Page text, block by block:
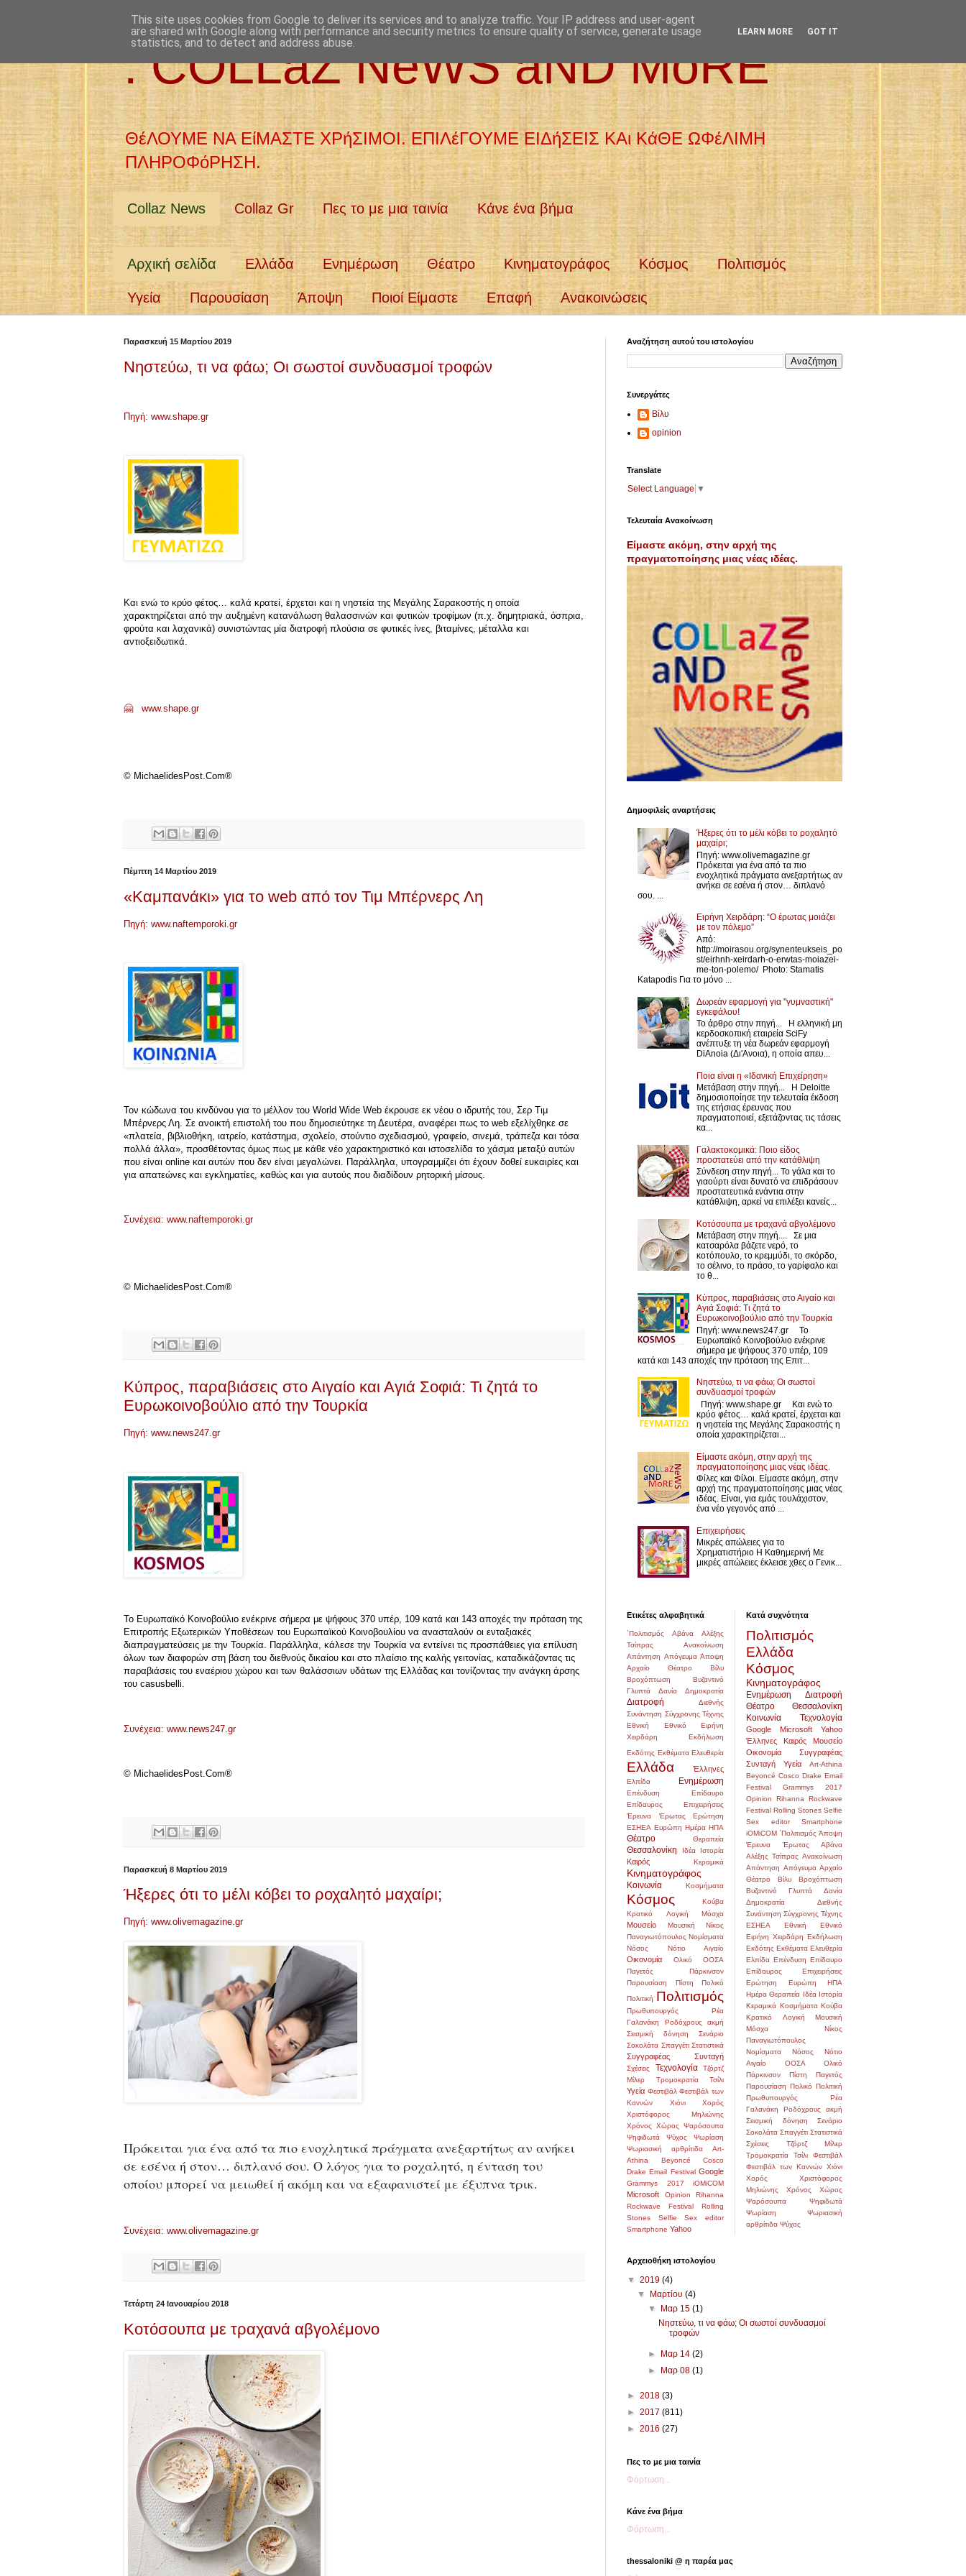
: COLLaZ NeWS aND MoRE
ΘέΛΟΥΜΕ ΝΑ ΕίΜΑΣΤΕ ΧΡήΣΙΜΟΙ. ΕΠΙΛέΓΟΥΜΕ ΕΙΔήΣΕΙΣ ΚΑι ΚάΘΕ ΩΦέΛΙΜΗ
ΠΛΗΡΟΦόΡΗΣΗ.
Collaz News Collaz Gr Πες το με μια ταινία Κάνε ένα βήμα
Αρχική σελίδα Ελλάδα Ενημέρωση Θέατρο Κινηματογράφος Κόσμος Πολιτισμός
Υγεία Παρουσίαση Άποψη Ποιοί Είμαστε Επαφή Ανακοινώσεις
Παρασκευή 15 Μαρτίου 2019
Νηστεύω, τι να φάω; Οι σωστοί συνδυασμοί τροφών
Πηγή: www.shape.gr
Και ενώ το κρύο φέτος… καλά κρατεί, έρχεται και η νηστεία της Μεγάλης Σαρακοστής η οποία
χαρακτηρίζεται από την αυξημένη κατανάλωση θαλασσινών και φυτικών τροφίμων (π.χ. δημητριακά, όσπρια,
φρούτα και λαχανικά) συνιστώντας μία διατροφή πλούσια σε φυτικές ίνες, βιταμίνες, μέταλλα και
αντιοξειδωτικά.
🤗www.shape.gr
© MichaelidesPost.Com®
Πέμπτη 14 Μαρτίου 2019
«Καμπανάκι» για το web από τον Τιμ Μπέρνερς Λη
Πηγή: www.naftemporoki.gr
Τον κώδωνα του κινδύνου για το μέλλον του World Wide Web έκρουσε εκ νέου ο ιδρυτής του, Σερ Τιμ
Μπέρνερς Λη. Σε ανοικτή επιστολή του που δημοσιεύτηκε τη Δευτέρα, αναφέρει πως το web εξελίχθηκε σε
«πλατεία, βιβλιοθήκη, ιατρείο, κατάστημα, σχολείο, στούντιο σχεδιασμού, γραφείο, σινεμά, τράπεζα και τόσα
πολλά άλλα», προσθέτοντας όμως πως με κάθε νέο χαρακτηριστικό και ιστοσελίδα το χάσμα μεταξύ αυτών
που είναι online και αυτών που δεν είναι μεγαλώνει. Παράλληλα, υπογραμμίζει ότι έχουν δοθεί ευκαιρίες και
για απατεώνες και εγκληματίες, καθώς και για αυτούς που διαδίδουν ρητορική μίσους.
Συνέχεια: www.naftemporoki.gr
© MichaelidesPost.Com®
Κύπρος, παραβιάσεις στο Αιγαίο και Αγιά Σοφιά: Τι ζητά το
Ευρωκοινοβούλιο από την Τουρκία
Πηγή: www.news247.gr
Το Ευρωπαϊκό Κοινοβούλιο ενέκρινε σήμερα με ψήφους 370 υπέρ, 109 κατά και 143 αποχές την πρόταση της
Επιτροπής Εξωτερικών Υποθέσεων του Ευρωπαϊκού Κοινοβουλίου να ανασταλούν οι ενταξιακές
διαπραγματεύσεις με την Τουρκία. Παράλληλα, κάλεσε την Τουρκία να εντείνει τις προσπάθειες για επίλυση
όλων των διαφορών στη βάση του διεθνούς δικαίου και στο πλαίσιο της καλής γειτονίας, καταδικάζοντας τις
παραβιάσεις του εναέριου χώρου και των θαλάσσιων υδάτων της Ελλάδας και τονίζοντας την ανάγκη άρσης
του casusbelli.
Συνέχεια: www.news247.gr
© MichaelidesPost.Com®
Παρασκευή 8 Μαρτίου 2019
Ήξερες ότι το μέλι κόβει το ροχαλητό μαχαίρι;
Πηγή: www.olivemagazine.gr
Πρόκειται για ένα από τα πιο ενοχλητικά πράγματα ανεξαρτήτως αν ανήκει
σε εσένα ή στον… διπλανό σου. Ο λόγος για το ροχαλητό, η ένταση του
οποίου μπορεί να μειωθεί ή ακόμη και να εξαφανιστεί με έξυπνα τρικ.
Συνέχεια: www.olivemagazine.gr
Τετάρτη 24 Ιανουαρίου 2018
Κοτόσουπα με τραχανά αβγολέμονο
Αναζήτηση αυτού του ιστολογίου
Συνεργάτες
Βίλυ
opinion
Translate
Select Language ▼
Τελευταία Ανακοίνωση
Είμαστε ακόμη, στην αρχή της
πραγματοποίησης μιας νέας ιδέας.
Δημοφιλείς αναρτήσεις
Ήξερες ότι το μέλι κόβει το ροχαλητό
μαχαίρι;
Πηγή: www.olivemagazine.gr
Πρόκειται για ένα από τα πιο
ενοχλητικά πράγματα ανεξαρτήτως αν
ανήκει σε εσένα ή στον… διπλανό
σου. ...
Ειρήνη Χειρδάρη: “Ο έρωτας μοιάζει
με τον πόλεμο”
Από:
http://moirasou.org/synenteukseis_po
st/eirhnh-xeirdarh-o-erwtas-moiazei-
me-ton-polemo/ Photo: Stamatis
Katapodis Για το μόνο ...
Δωρεάν εφαρμογή για "γυμναστική"
εγκεφάλου!
Το άρθρο στην πηγή... Η ελληνική μη
κερδοσκοπική εταιρεία SciFy
ανέπτυξε τη νέα δωρεάν εφαρμογή
DiAnoia (Δι'Ανοια), η οποία απευ...
Ποια είναι η «Ιδανική Επιχείρηση»
Μετάβαση στην πηγή... Η Deloitte
δημοσιοποίησε την τελευταία έκδοση
της ετήσιας έρευνας που
πραγματοποιεί, εξετάζοντας τις τάσεις
κα...
Γαλακτοκομικά: Ποιο είδος
προστατεύει από την κατάθλιψη
Σύνδεση στην πηγή... Το γάλα και το
γιαούρτι είναι δυνατό να επιδράσουν
προστατευτικά ενάντια στην
κατάθλιψη, αρκεί να επιλέξει κανείς...
Κοτόσουπα με τραχανά αβγολέμονο
Μετάβαση στην πηγή.... Σε μια
κατσαρόλα βάζετε νερό, το
κοτόπουλο, το κρεμμύδι, το σκόρδο,
το σέλινο, το πράσο, το γαρίφαλο και
το θ...
Κύπρος, παραβιάσεις στο Αιγαίο και
Αγιά Σοφιά: Τι ζητά το
Ευρωκοινοβούλιο από την Τουρκία
Πηγή: www.news247.gr Το
Ευρωπαϊκό Κοινοβούλιο ενέκρινε
σήμερα με ψήφους 370 υπέρ, 109
κατά και 143 αποχές την πρόταση της Επιτ...
Νηστεύω, τι να φάω; Οι σωστοί
συνδυασμοί τροφών
Πηγή: www.shape.gr Και ενώ το
κρύο φέτος… καλά κρατεί, έρχεται και
η νηστεία της Μεγάλης Σαρακοστής η
οποία χαρακτηρίζεται...
Είμαστε ακόμη, στην αρχή της
πραγματοποίησης μιας νέας ιδέας.
Φίλες και Φίλοι. Είμαστε ακόμη, στην
αρχή της πραγματοποίησης μιας νέας
ιδέας. Είναι, για εμάς τουλάχιστον,
ένα νέο γεγονός από ...
Επιχειρήσεις
Μικρές απώλειες για το
Χρηματιστήριο Η Καθημερινή Με
μικρές απώλειες έκλεισε χθες ο Γενικ...
Ετικέτες αλφαβητικά
΄Πολιτισμός Αβάνα
Αλέξης
Τσίπρας
Ανακοίνωση
Απάντηση Απόγευμα Άποψη
Αρχαίο Θέατρο
Βίλυ
Βροχόπτωση
Βυζαντινό
Γλυπτά
Δανία Δημοκρατία
Διατροφή
Διεθνής
Συνάντηση Σύγχρονης Τέχνης
Εθνική
Εθνικό
Ειρήνη
Χειρδάρη
Εκδήλωση
Εκδότης Εκθέματα Ελευθερία
Ελλάδα Έλληνες
Ελπίδα Ενημέρωση
Επένδυση
Επίδαυρο
Επίδαυρος
Επιχειρήσεις
Έρευνα
Έρωτας
Ερώτηση
ΕΣΗΕΑ Ευρώπη Ημέρα ΗΠΑ
Θέατρο Θεραπεία
Θεσσαλονίκη Ιδέα Ιστορία
Καιρός Κεραμικά
Κινηματογράφος
Κοινωνία Κοσμήματα
Κόσμος
Κούβα
Κρατικό
Λογική Μόσχα
Μουσείο Μουσική
Νίκος
Παναγιωτόπουλος Νομίσματα
Νόσος
Νότιο Αιγαίο
Οικονομία Ολικό
ΟΟΣΑ
Παγετός
Πάρκινσον
Παρουσίαση
Πίστη
Πολικό
Πολιτική Πολιτισμός
Πρωθυπουργός
Ρέα
Γαλανάκη
Ροδόχρους ακμή
Σεισμική δόνηση
Σενάριο
Σοκολάτα Σπαγγέτι Στατιστικά
Συγγραφέας Συνταγή
Σχέσεις Τεχνολογία
Τζόρτζ
Μίλερ
Τρομοκρατία Τσίλι
Υγεία Φεστιβάλ Φεστιβάλ των
Καννών
Χιόνι
Χορός
Χριστόφορος Μηλιώνης
Χρόνος Χώρος Ψαρόσουπα
Ψηφιδωτά
Ψύχος
Ψωρίαση
Ψωριασική αρθρίτιδα
Art-
Athina
Beyoncé
Cosco
Drake Email Festival Google
Grammys 2017 iOMiCOM
Microsoft Opinion
Rihanna
Rockwave Festival
Rolling
Stones
Selfie
Sex editor
Smartphone Yahoo
Κατά συχνότητα
Πολιτισμός
Ελλάδα
Κόσμος
Κινηματογράφος
Ενημέρωση
Διατροφή
Θέατρο
Θεσσαλονίκη
Κοινωνία
Τεχνολογία
Google Microsoft
Yahoo
Έλληνες
Καιρός
Μουσείο
Οικονομία
Συγγραφέας
Συνταγή
Υγεία
Art-Athina
Beyoncé Cosco Drake Email
Festival
Grammys 2017
Opinion
Rihanna
Rockwave
Festival Rolling Stones Selfie
Sex editor
Smartphone
iOMiCOM ΄Πολιτισμός Άποψη
Έρευνα
Έρωτας
Αβάνα
Αλέξης Τσίπρας Ανακοίνωση
Απάντηση Απόγευμα Αρχαίο
Θέατρο
Βίλυ
Βροχόπτωση
Βυζαντινό
Γλυπτά
Δανία
Δημοκρατία
Διεθνής
Συνάντηση Σύγχρονης Τέχνης
ΕΣΗΕΑ
Εθνική
Εθνικό
Ειρήνη Χειρδάρη Εκδήλωση
Εκδότης Εκθέματα Ελευθερία
Ελπίδα Επένδυση Επίδαυρο
Επίδαυρος
Επιχειρήσεις
Ερώτηση
Ευρώπη
ΗΠΑ
Ημέρα Θεραπεία Ιδέα Ιστορία
Κεραμικά Κοσμήματα Κούβα
Κρατικό
Λογική
Μουσική
Μόσχα
Νίκος
Παναγιωτόπουλος
Νομίσματα
Νόσος
Νότιο
Αιγαίο
ΟΟΣΑ
Ολικό
Πάρκινσον
Πίστη
Παγετός
Παρουσίαση Πολικό Πολιτική
Πρωθυπουργός
Ρέα
Γαλανάκη
Ροδόχρους ακμή
Σεισμική δόνηση
Σενάριο
Σοκολάτα Σπαγγέτι Στατιστικά
Σχέσεις
Τζόρτζ Μίλερ
Τρομοκρατία
Τσίλι
Φεστιβάλ
Φεστιβάλ των Καννών Χιόνι
Χορός
Χριστόφορος
Μηλιώνης
Χρόνος
Χώρος
Ψαρόσουπα
Ψηφιδωτά
Ψωρίαση
Ψωριασική
αρθρίτιδα Ψύχος
Αρχειοθήκη ιστολογίου
▼ 2019 (4)
▼
Μαρτίου(4)
▼
Μαρ 15 (1)
Νηστεύω, τι να φάω; Οι σωστοί συνδυασμοί
τροφών
► Μαρ 14 (2)
►
Μαρ 08 (1)
► 2018 (3)
► 2017 (811)
► 2016 (27)
Πες το με μια ταινία
Φόρτωση...
Κάνε ένα βήμα
Φόρτωση...
thessaloniki @ η παρέα μας
This site uses cookies from Google to deliver its services and to analyze traffic. Your IP address and user-agent
are shared with Google along with performance and security metrics to ensure quality of service, generate usage
statistics, and to detect and address abuse.
LEARN MORE GOT IT